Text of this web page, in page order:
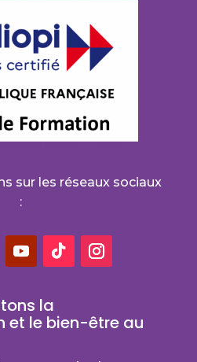
sur les réseaux sociaux
:
la
et le bien-être au